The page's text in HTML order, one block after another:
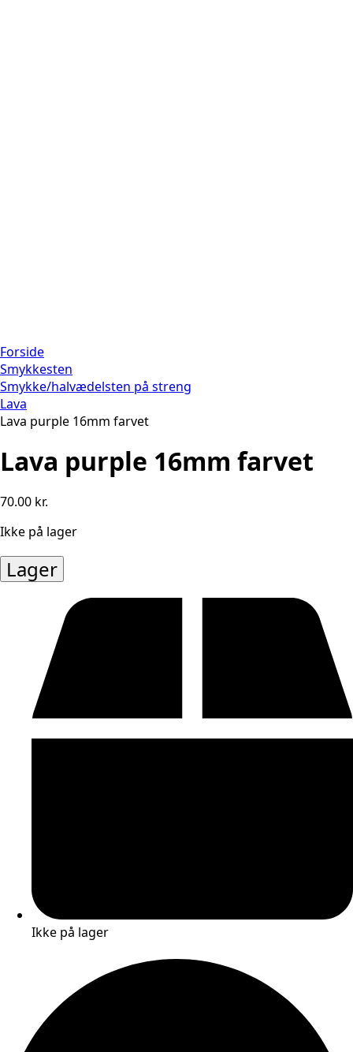
Forside
Smykkesten
Smykke/halvædelsten på streng
Lava
Lava purple 16mm farvet
Lava purple 16mm farvet
70.00 kr.
Ikke på lager
Lager
Ikke på lager